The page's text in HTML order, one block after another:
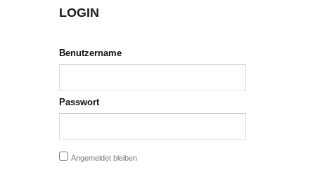
LOGIN
Benutzername
Passwort
Angemeldet bleiben